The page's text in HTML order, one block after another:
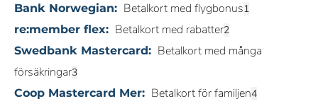
Bank Norwegian: Betalkort med flygbonus
re:member flex: Betalkort med rabatter
Swedbank Mastercard: Betalkort med många
försäkringar
Coop Mastercard Mer: Betalkort för familjen